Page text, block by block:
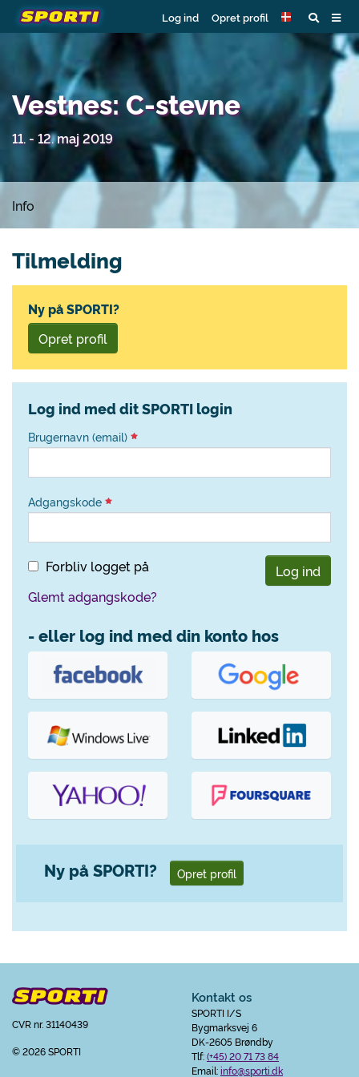
Log ind Opret profil
Vestnes: C-stevne
11. - 12. maj 2019
Info
Tilmelding
Ny på SPORTI?
Opret profil
Log ind med dit SPORTI login
Brugernavn (email)
Adgangskode
Forbliv logget på
Log ind
Glemt adgangskode?
- eller log ind med din konto hos
Ny på SPORTI? Opret profil
CVR nr. 31140439
© 2026 SPORTI
Kontakt os
SPORTI I/S
Bygmarksvej 6
DK-2605 Brøndby
Tlf:(+45) 20 71 73 84
Email:info@sporti.dk